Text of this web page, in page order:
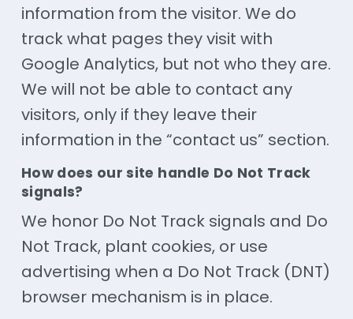
information from the visitor. We do
track what pages they visit with
Google Analytics, but not who they are.
We will not be able to contact any
visitors, only if they leave their
information in the “contact us” section.
How does our site handle Do Not Track
signals?
We honor Do Not Track signals and Do
Not Track, plant cookies, or use
advertising when a Do Not Track (DNT)
browser mechanism is in place.